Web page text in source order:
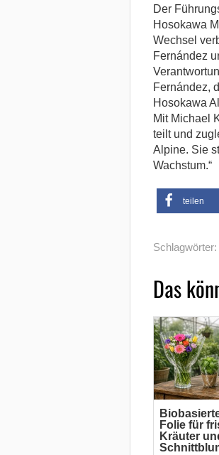
Der
Hosokawa
Wechsel
Fernández
Fernández,
Hosokawa
Mit Michael
teilt und
Alpine. Sie
Wachstum.“
teilen
Schlagwörter:
Das
Folie für
Kräuter